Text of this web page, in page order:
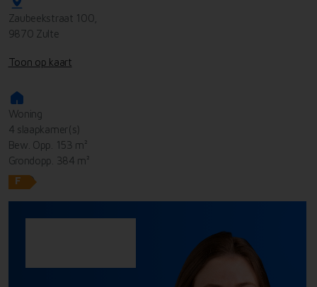
Zaubeekstraat 100,
9870 Zulte
Toon op kaart
Woning
4 slaapkamer(s)
Bew. Opp. 153 m²
Grondopp. 384 m²
F
ⓘ